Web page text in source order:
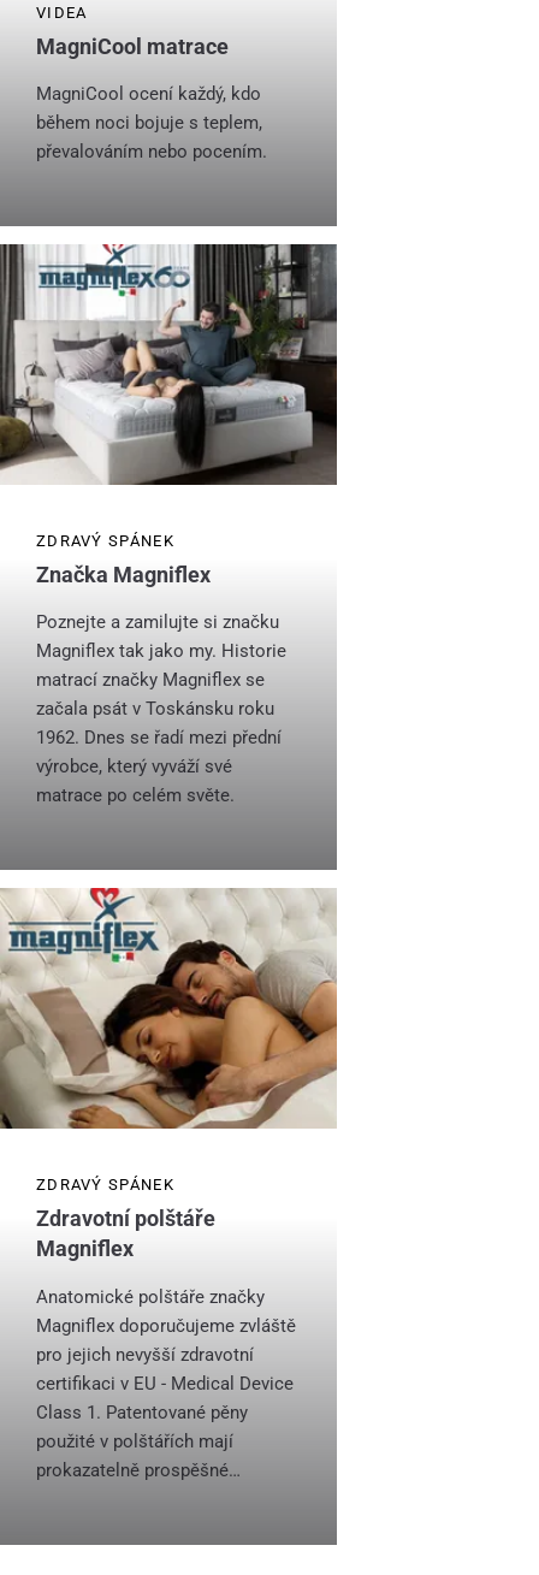
VIDEA
MagniCool matrace
MagniCool ocení každý, kdo
během noci bojuje s teplem,
převalováním nebo pocením.
ZDRAVÝ SPÁNEK
Značka Magniflex
Poznejte a zamilujte si značku
Magniflex tak jako my. Historie
matrací značky Magniflex se
začala psát v Toskánsku roku
1962. Dnes se řadí mezi přední
výrobce, který vyváží své
matrace po celém světe.
ZDRAVÝ SPÁNEK
Zdravotní polštáře
Magniflex
Anatomické polštáře značky
Magniflex doporučujeme zvláště
pro jejich nevyšší zdravotní
certifikaci v EU - Medical Device
Class 1. Patentované pěny
použité v polštářích mají
prokazatelně prospěšné…